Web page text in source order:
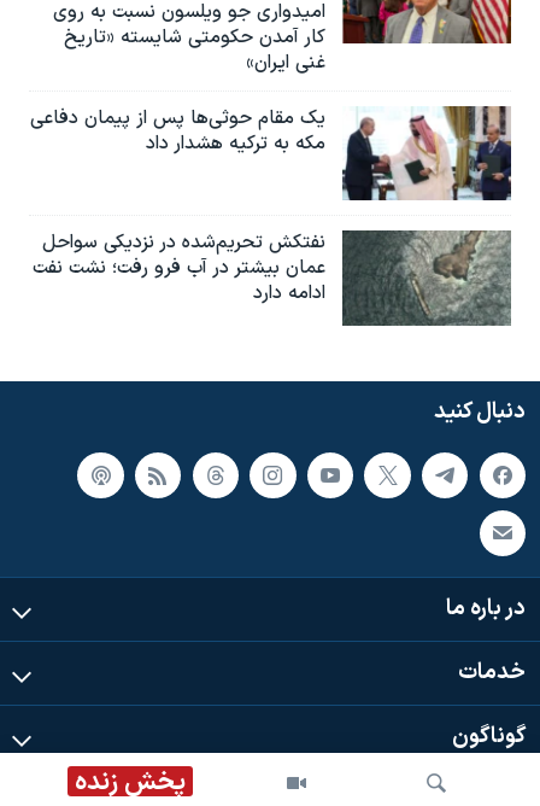
پخش زنده
امیدواری جو ویلسون نسبت به روی
کار آمدن حکومتی شایسته «تاریخ
غنی ایران»
یک مقام حوثی‌ها پس از پیمان دفاعی
مکه به ترکیه هشدار داد
نفتکش تحریم‌شده در نزدیکی سواحل
عمان بیشتر در آب فرو رفت؛ نشت نفت
ادامه دارد
دنبال کنید
در باره ما
خدمات
گوناگون